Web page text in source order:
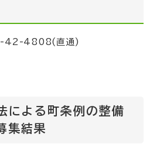
42-4808(直通)
による町条例の整備
集結果